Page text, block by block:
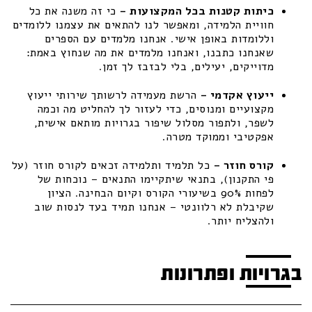
כיתות קטנות בכל המקצועות – כי זה משנה את כל
חוויית הלמידה, ומאפשר לנו להתאים את עצמנו ללומדים
וללומדות באופן אישי. אנחנו מלמדים עם הספרים
שאנחנו כתבנו, ואנחנו מלמדים את מה שנחוץ באמת:
מדוייקים, יעילים, בלי לבזבז לך זמן.
ייעוץ אקדמי – הרשת מעמידה לרשותך שירותי ייעוץ
מקצועיים ומנוסים, כדי לעזור לך להחליט מה וכמה
לשפר, ולתפור מסלול שיפור בגרויות מותאם אישית,
אפקטיבי וממוקד מטרה.
קורס חוזר – כל תלמיד ותלמידה זכאים לקורס חוזר (על
פי התקנון), בתנאי שיתקיימו התנאים – נוכחות של
לפחות 90% בשיעורי הקורס וקיום הבחינה. הציון
שקיבלת לא רלוונטי – אנחנו תמיד בעד לנסות שוב
ולהצליח יותר.
בגרויות ופתרונות